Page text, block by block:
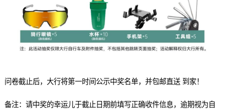
问卷截止后，大行将第一时间公示中奖名单，并包邮直送 到家！
备注：请中奖的幸运儿于截止日期前填写正确收件信息，逾期视为自